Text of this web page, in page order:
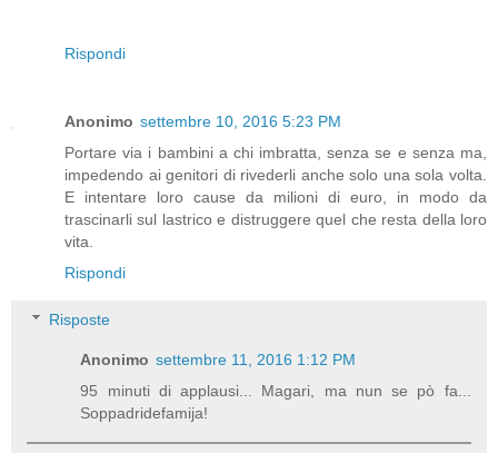
Rispondi
Anonimo settembre 10, 2016 5:23 PM
Portare via i bambini a chi imbratta, senza se e senza ma,
impedendo ai genitori di rivederli anche solo una sola volta.
E intentare loro cause da milioni di euro, in modo da
trascinarli sul lastrico e distruggere quel che resta della loro
vita.
Rispondi
Risposte
Anonimo settembre 11, 2016 1:12 PM
95 minuti di applausi... Magari, ma nun se pò fa...
Soppadridefamija!